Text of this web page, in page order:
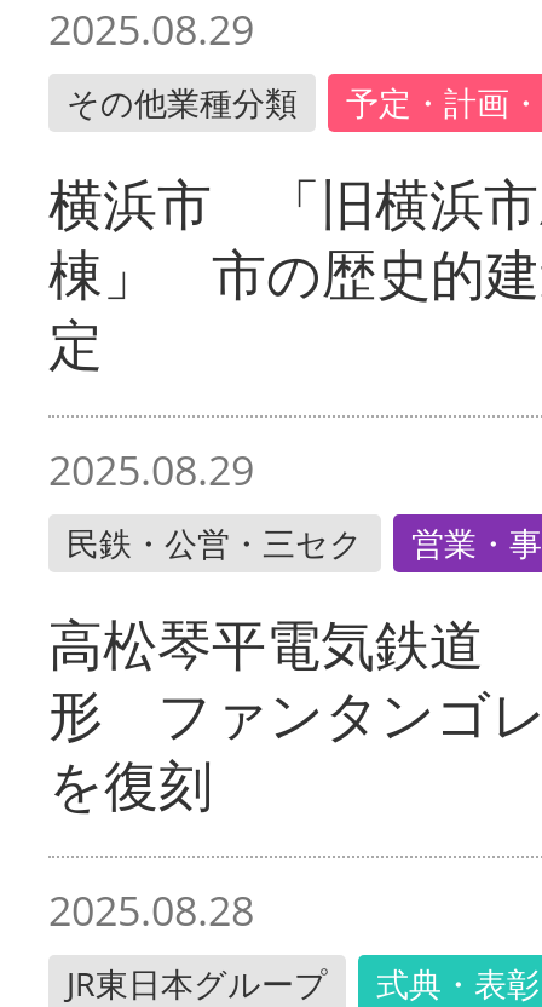
2025.08.29
その他業種分類 予定・計画
横浜市 「旧横浜
棟」 市の歴史的
定
2025.08.29
民鉄・公営・三セク 営業・
高松琴平電気鉄道
形 ファンタンゴ
を復刻
2025.08.28
JR東日本グループ 式典・表彰